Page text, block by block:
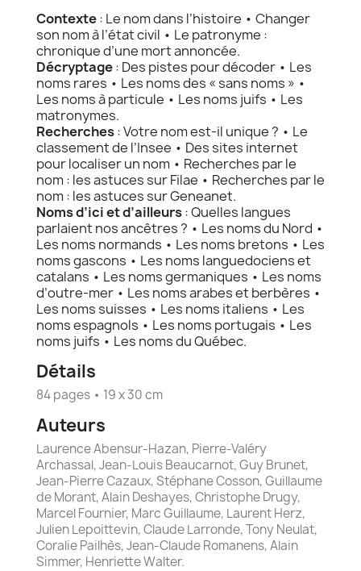
Contexte: Le nom dans l’histoire • Changer
son nom à l’état civil • Le patronyme :
chronique d’une mort annoncée.
Décryptage: Des pistes pour décoder • Les
noms rares • Les noms des « sans noms » •
Les noms à particule • Les noms juifs • Les
matronymes.
Recherches: Votre nom est-il unique ? • Le
classement de l’Insee • Des sites internet
pour localiser un nom • Recherches par le
nom : les astuces sur Filae • Recherches par le
nom : les astuces sur Geneanet.
Noms d’ici et d’ailleurs: Quelles langues
parlaient nos ancêtres ? • Les noms du Nord •
Les noms normands • Les noms bretons • Les
noms gascons • Les noms languedociens et
catalans • Les noms germaniques • Les noms
d’outre-mer • Les noms arabes et berbères •
Les noms suisses • Les noms italiens • Les
noms espagnols • Les noms portugais • Les
noms juifs • Les noms du Québec.
Détails
84 pages • 19 x 30 cm
Auteurs
Laurence Abensur-Hazan, Pierre-Valéry
Archassal, Jean-Louis Beaucarnot, Guy Brunet,
Jean-Pierre Cazaux, Stéphane Cosson, Guillaume
de Morant, Alain Deshayes, Christophe Drugy,
Marcel Fournier, Marc Guillaume, Laurent Herz,
Julien Lepoittevin, Claude Larronde, Tony Neulat,
Coralie Pailhès, Jean-Claude Romanens, Alain
Simmer, Henriette Walter.